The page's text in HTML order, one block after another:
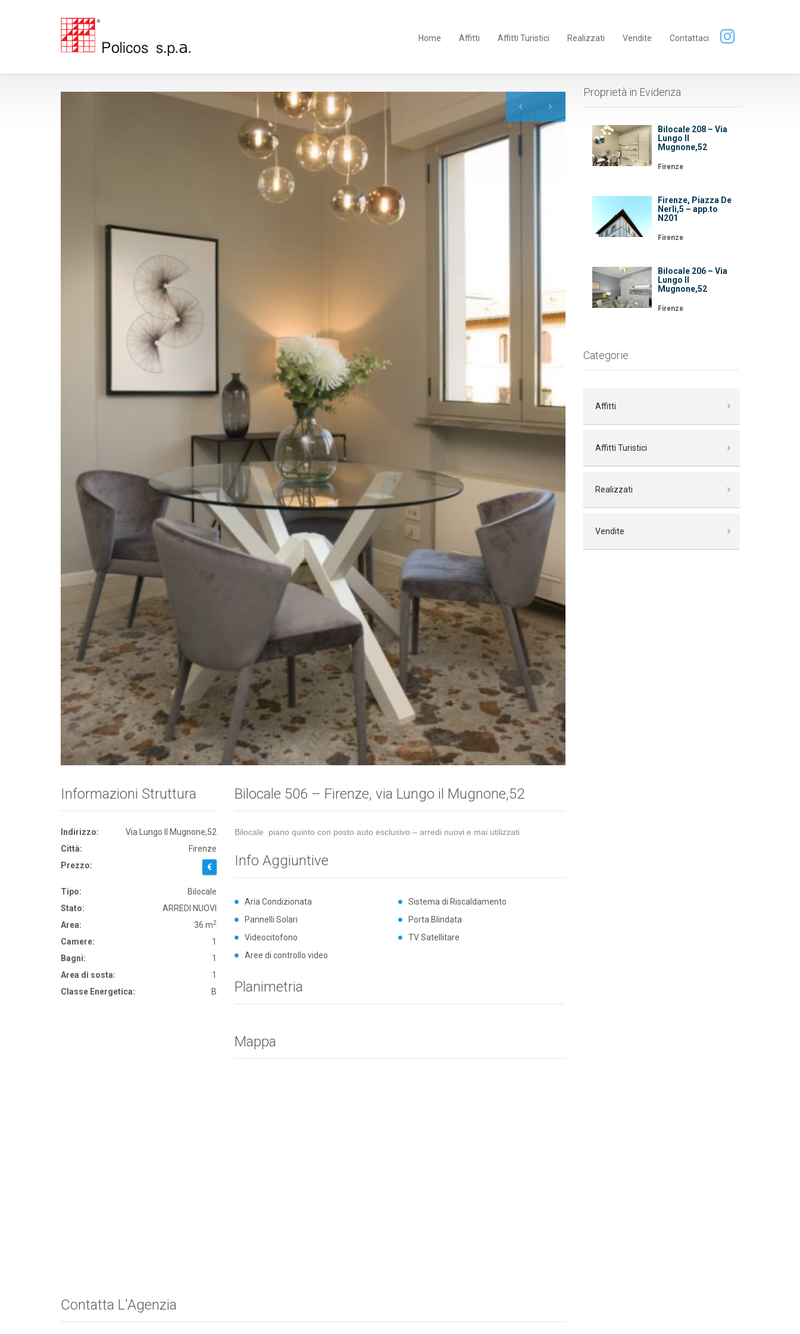
Home Affitti Affitti Turistici Realizzati Vendite Contattaci
Informazioni Struttura
Indirizzo:
Via Lungo Il Mugnone,52
Città:
Firenze
Prezzo:
€
Tipo:
Bilocale
Stato:
ARREDI NUOVI
Area:
36 m2
Camere:
1
Bagni:
1
Area di sosta:
1
Classe Energetica:
B
Bilocale 506 – Firenze, via Lungo il Mugnone,52
Bilocale piano quinto con posto auto esclusivo – arredi nuovi e mai utilizzati
Info Aggiuntive
Aria Condizionata
Sistema di Riscaldamento
Pannelli Solari
Porta Blindata
Videocitofono
TV Satellitare
Aree di controllo video
Planimetria
Mappa
Contatta L'Agenzia
Proprietà in Evidenza
Bilocale 208 – Via
Lungo Il
Mugnone,52
Firenze
Firenze, Piazza De
Nerli,5 – app.to
N201
Firenze
Bilocale 206 – Via
Lungo Il
Mugnone,52
Firenze
Categorie
Affitti
Affitti Turistici
Realizzati
Vendite